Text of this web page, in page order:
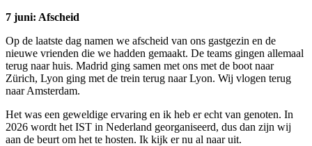
7 juni: Afscheid
Op de laatste dag namen we afscheid van ons gastgezin en de
nieuwe vrienden die we hadden gemaakt. De teams gingen allemaal
terug naar huis. Madrid ging samen met ons met de boot naar
Zürich, Lyon ging met de trein terug naar Lyon. Wij vlogen terug
naar Amsterdam.
Het was een geweldige ervaring en ik heb er echt van genoten. In
2026 wordt het IST in Nederland georganiseerd, dus dan zijn wij
aan de beurt om het te hosten. Ik kijk er nu al naar uit.